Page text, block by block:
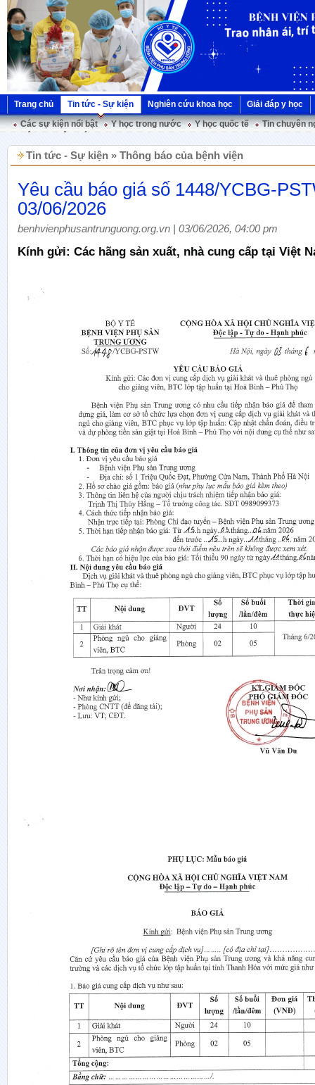
Trang chủ Tin tức - Sự kiện Nghiên cứu khoa học
Giải đáp y học
Các sự kiện nổi bật
Y học trong nước Y học quốc tế
Tin chuyên
Tin tức - Sự kiện » Thông báo của bệnh viện
Yêu cầu báo giá số 1448/YCBG-
03/06/2026
benhvienphusantrunguong.org.vn | 03/06/2026, 04:00 pm
Kính gửi: Các hãng sản xuất, nhà cung cấp tại Việt